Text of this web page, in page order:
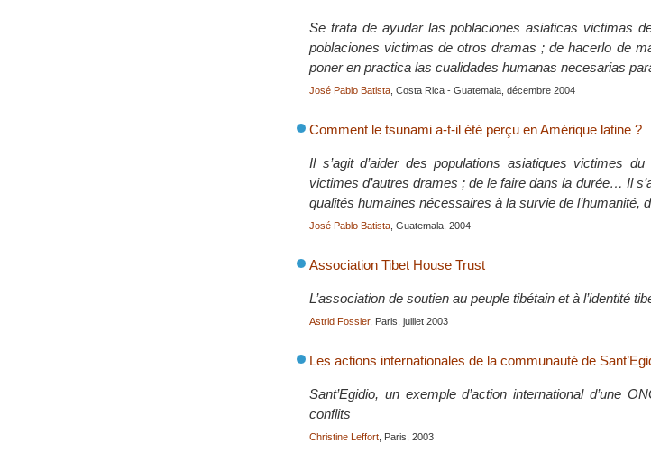
Se trata de ayudar las poblaciones asiaticas victimas
poblaciones victimas de otros dramas ; de hacerlo de
poner en practica las cualidades humanas necesarias
José Pablo Batista , Costa Rica - Guatemala, décembre 2004
Comment le tsunami a-t-il été perçu en Amérique latine ?
Il s’agit d’aider des populations asiatiques victimes du
victimes d’autres drames ; de le faire dans la durée… Il
qualités humaines nécessaires à la survie de l’humanité,
José Pablo Batista , Guatemala, 2004
Association Tibet House Trust
L’association de soutien au peuple tibétain et à l’identité
Astrid Fossier, Paris, juillet 2003
Les actions internationales de la communauté de
Sant’Egidio, un exemple d’action international d’une
conflits
Christine Leffort , Paris, 2003